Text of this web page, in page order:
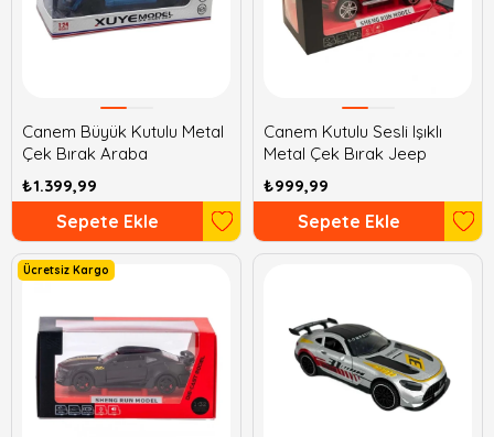
Canem Büyük Kutulu Metal
Çek Bırak Araba
₺1.399,99
Sepete Ekle
Canem Kutulu Sesli Işıklı
Metal Çek Bırak Jeep
₺999,99
Sepete Ekle
Ücretsiz Kargo